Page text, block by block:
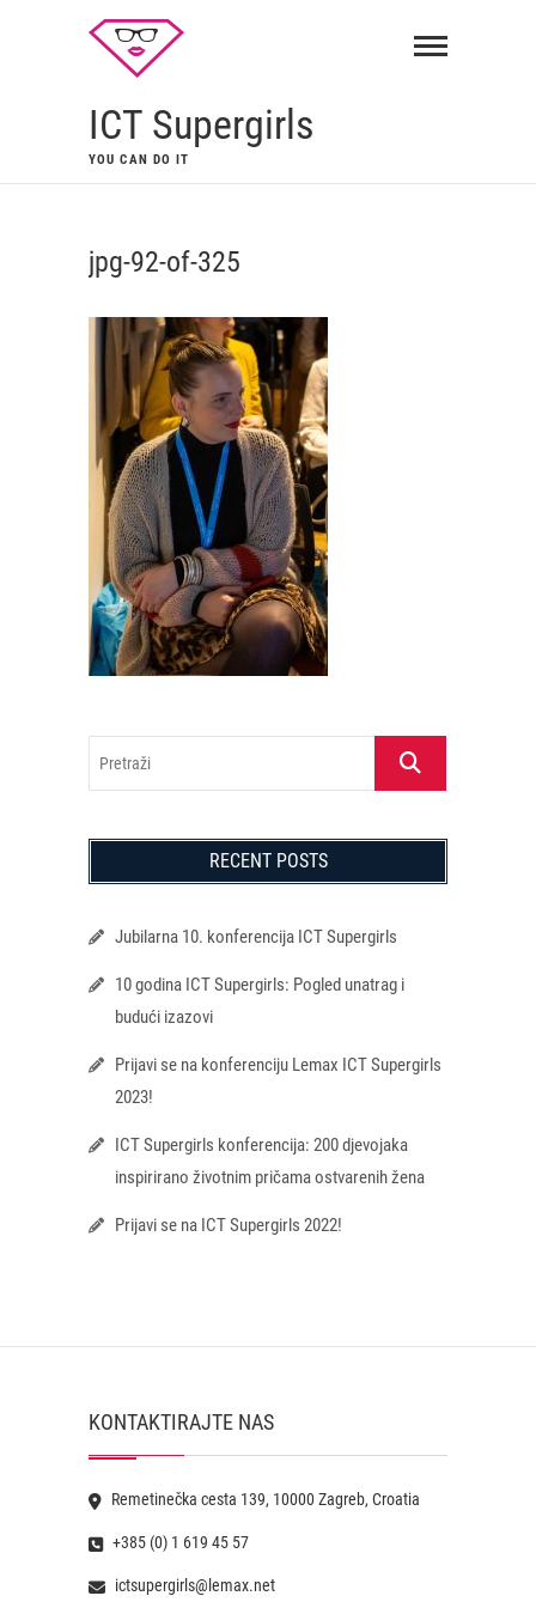
ICT Supergirls
YOU CAN DO IT
jpg-92-of-325
Pretraži
RECENT POSTS
Jubilarna 10. konferencija ICT Supergirls
10 godina ICT Supergirls: Pogled unatrag i
budući izazovi
Prijavi se na konferenciju Lemax ICT Supergirls
2023!
ICT Supergirls konferencija: 200 djevojaka
inspirirano životnim pričama ostvarenih žena
Prijavi se na ICT Supergirls 2022!
KONTAKTIRAJTE NAS
Remetinečka cesta 139, 10000 Zagreb, Croatia
+385 (0) 1 619 45 57
ictsupergirls@lemax.net